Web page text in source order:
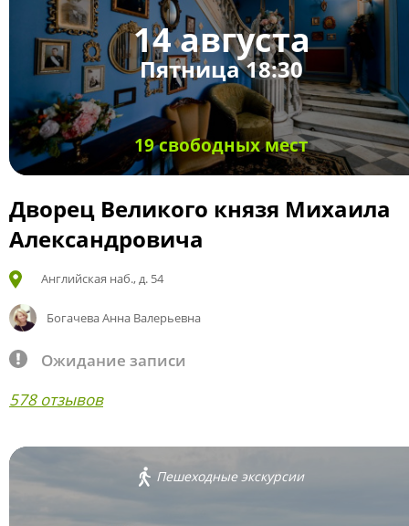
14 августа
Пятница 18:30
19 свободных мест
Дворец Великого князя Михаила
Александровича
Английская наб., д. 54
Богачева Анна Валерьевна
Ожидание записи
578 отзывов
Пешеходные экскурсии